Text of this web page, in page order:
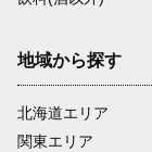
地域から探す
北海道エリア
関東エリア